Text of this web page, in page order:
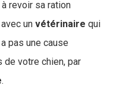
revoir sa ration
un vétérinaire qui
pas une cause
votre chien, par
.